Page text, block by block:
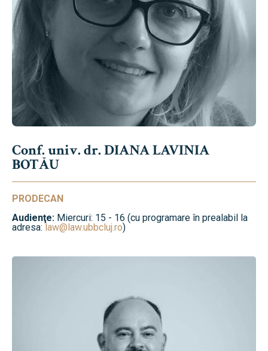
Conf. univ. dr. DIANA LAVINIA
BOTĂU
PRODECAN
Audienţe: Miercuri: 15 - 16 (cu programare în prealabil la
adresa: law@law.ubbcluj.ro)